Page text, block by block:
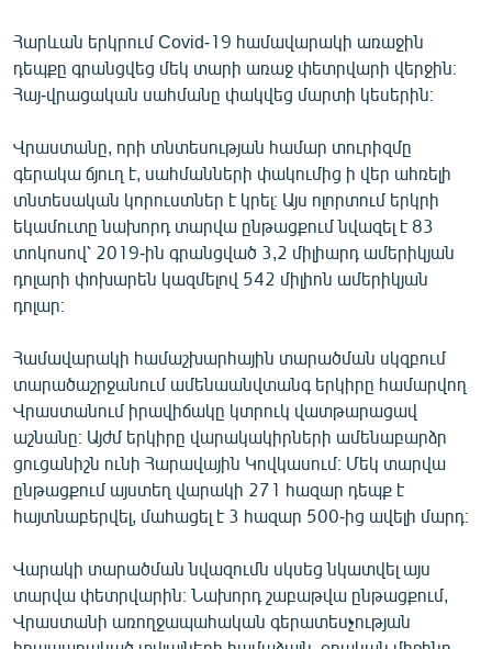
Հարևան երկրում Covid-19 համավարակի առաջին
դեպքը գրանցվեց մեկ տարի առաջ փետրվարի վերջին։
Հայ-վրացական սահմանը փակվեց մարտի կեսերին։
Վրաստանը, որի տնտեսության համար տուրիզմը
գերակա ճյուղ է, սահմանների փակումից ի վեր ահռելի
տնտեսական կորուստներ է կրել։ Այս ոլորտում երկրի
եկամուտը նախորդ տարվա ընթացքում նվազել է 83
տոկոսով՝ 2019-ին գրանցված 3,2 միլիարդ ամերիկյան
դոլարի փոխարեն կազմելով 542 միլիոն ամերիկյան
դոլար։
Համավարակի համաշխարհային տարածման սկզբում
տարածաշրջանում ամենաանվտանգ երկիրը համարվող
Վրաստանում իրավիճակը կտրուկ վատթարացավ
աշնանը։ Այժմ երկիրը վարակակիրների ամենաբարձր
ցուցանիշն ունի Հարավային Կովկասում։ Մեկ տարվա
ընթացքում այստեղ վարակի 271 հազար դեպք է
հայտնաբերվել, մահացել է 3 հազար 500-ից ավելի մարդ։
Վարակի տարածման նվազումն սկսեց նկատվել այս
տարվա փետրվարին։ Նախորդ շաբաթվա ընթացքում,
Վրաստանի առողջապահական գերատեսչության